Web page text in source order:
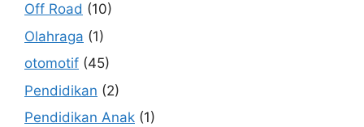
Off Road (10)
Olahraga (1)
otomotif (45)
Pendidikan (2)
Pendidikan Anak (1)